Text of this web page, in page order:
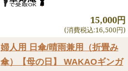
15,000円
(消費税込:16,500円)
婦人用 日傘/晴雨兼用（折畳み
傘）
【母の日】 WAKAOギンガ